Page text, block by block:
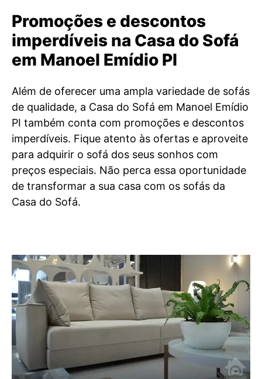
Promoções e descontos
imperdíveis na Casa do Sofá
em Manoel Emídio PI
Além de oferecer uma ampla variedade de sofás
de qualidade, a Casa do Sofá em Manoel Emídio
PI também conta com promoções e descontos
imperdíveis. Fique atento às ofertas e aproveite
para adquirir o sofá dos seus sonhos com
preços especiais. Não perca essa oportunidade
de transformar a sua casa com os sofás da
Casa do Sofá.